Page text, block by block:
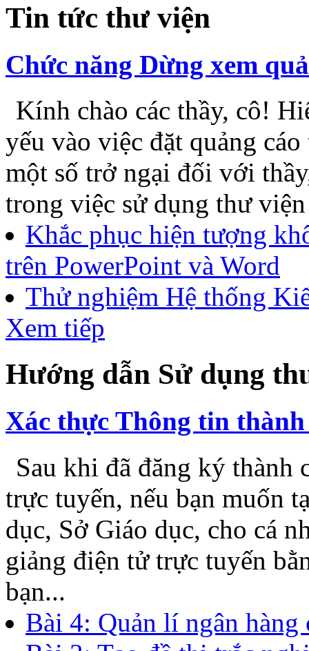
Tin tức thư viện
Chức năng Dừng xem
Kính chào các thầy, cô!
yếu vào việc đặt quảng
một số trở ngại đối với
trong việc sử dụng thư
Khắc phục hiện tượng
trên PowerPoint và Word
Thử nghiệm Hệ thống
Xem tiếp
Hướng dẫn Sử dụng
Xác thực Thông tin
Sau khi đã đăng ký thành
trực tuyến, nếu bạn muốn
dục, Sở Giáo dục, cho cá
giảng điện tử trực tuyến
bạn...
Bài 4: Quản lí ngân